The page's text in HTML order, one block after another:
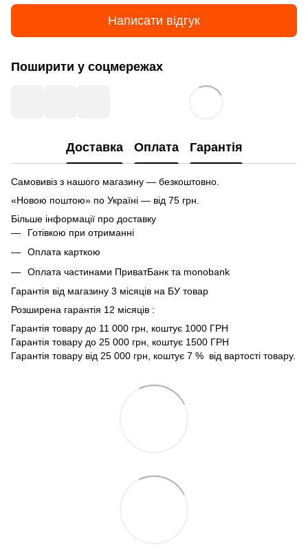
Написати відгук
Поширити у соцмережах
Доставка Оплата Гарантія
Самовивіз з нашого магазину — безкоштовно.
«Новою поштою» по Україні — від 75 грн.
Більше інформації про доставку
Готівкою при отриманні
Оплата карткою
Оплата частинами ПриватБанк та monobank
Гарантія від магазину 3 місяців на БУ товар
Розширена гарантія 12 місяців :
Гарантія товару до 11 000 грн, коштує 1000 ГРН
Гарантія товару до 25 000 грн, коштує 1500 ГРН
Гарантія товару від 25 000 грн, коштує 7 % від вартості товару.